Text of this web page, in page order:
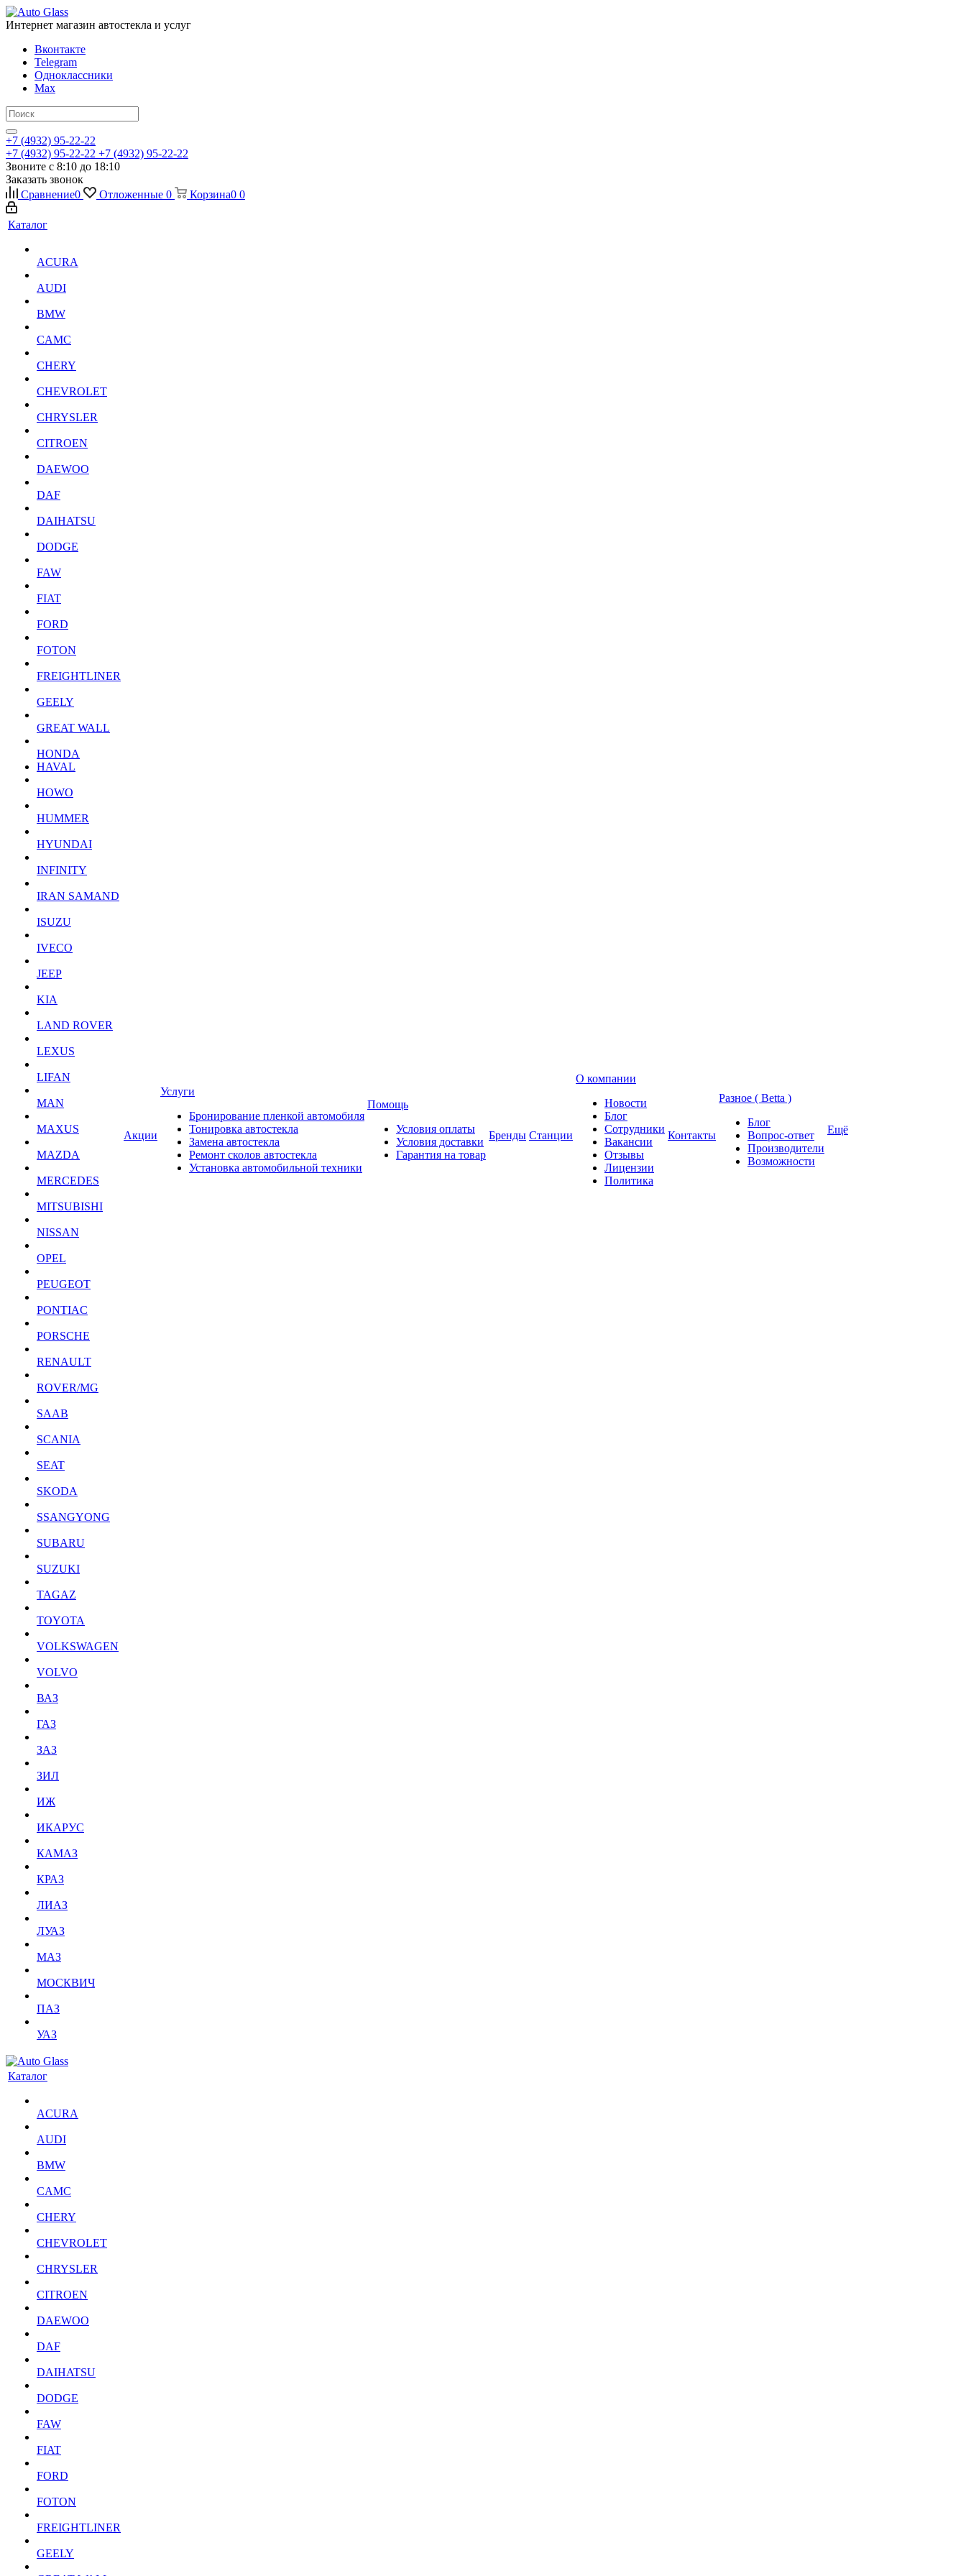
Интернет магазин автостекла и услуг
Вконтакте
Telegram
Одноклассники
Max
+7 (4932) 95-22-22
+7 (4932) 95-22-22 +7 (4932) 95-22-22
Звоните с 8:10 до 18:10
Заказать звонок
Сравнение0 Отложенные 0 Корзина0 0
Каталог
ACURA
AUDI
BMW
CAMC
CHERY
CHEVROLET
CHRYSLER
CITROEN
DAEWOO
DAF
DAIHATSU
DODGE
FAW
FIAT
FORD
FOTON
FREIGHTLINER
GEELY
GREAT WALL
HONDA
HAVAL
HOWO
HUMMER
HYUNDAI
INFINITY
IRAN SAMAND
ISUZU
IVECO
JEEP
KIA
LAND ROVER
LEXUS
LIFAN
MAN
MAXUS
MAZDA
MERCEDES
MITSUBISHI
NISSAN
OPEL
PEUGEOT
PONTIAC
PORSCHE
RENAULT
ROVER/MG
SAAB
SCANIA
SEAT
SKODA
SSANGYONG
SUBARU
SUZUKI
TAGAZ
TOYOTA
VOLKSWAGEN
VOLVO
ВАЗ
ГАЗ
ЗАЗ
ЗИЛ
ИЖ
ИКАРУС
КАМАЗ
КРАЗ
ЛИАЗ
ЛУАЗ
МАЗ
МОСКВИЧ
ПАЗ
УАЗ
Акции
Услуги
Бронирование пленкой автомобиля
Тонировка автостекла
Замена автостекла
Ремонт сколов автостекла
Установка автомобильной техники
Помощь
Условия оплаты
Условия доставки
Гарантия на товар
Бренды Станции
О компании
Новости
Блог
Сотрудники
Вакансии
Отзывы
Лицензии
Политика
Контакты
Разное ( Betta )
Блог
Вопрос-ответ
Производители
Возможности
Ещё
Каталог
ACURA
AUDI
BMW
CAMC
CHERY
CHEVROLET
CHRYSLER
CITROEN
DAEWOO
DAF
DAIHATSU
DODGE
FAW
FIAT
FORD
FOTON
FREIGHTLINER
GEELY